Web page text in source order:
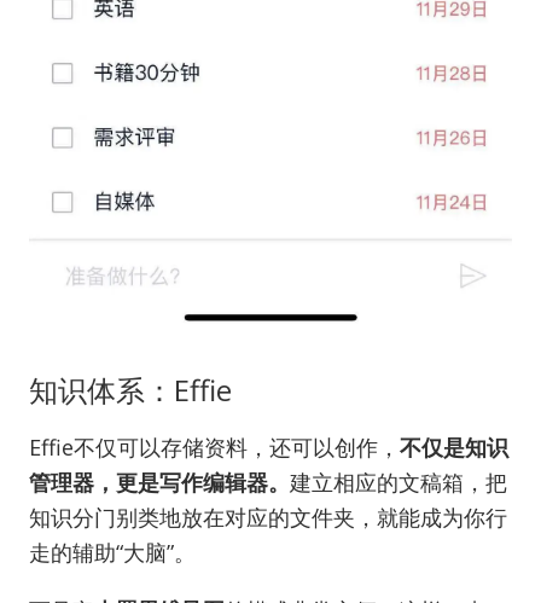
知识体系：Effie
Effie不仅可以存储资料，还可以创作， 不仅是知识
管理器，更是写作编辑器。 建立相应的文稿箱，把
知识分门别类地放在对应的文件夹，就能成为你行
走的辅助“大脑”。